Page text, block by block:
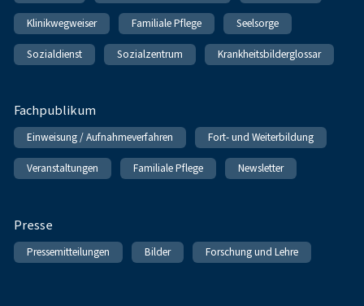
Klinikwegweiser Familiale Pflege Seelsorge
Sozialdienst Sozialzentrum Krankheitsbilderglossar
Fachpublikum
Einweisung / Aufnahmeverfahren Fort- und Weiterbildung
Veranstaltungen Familiale Pflege Newsletter
Presse
Pressemitteilungen Bilder Forschung und Lehre